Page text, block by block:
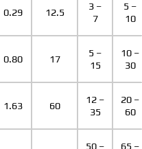
0.29 12.5
3 –
7
5 –
10
0.80 17
5 –
15
10 –
30
1.63 60
12 –
35
20 –
60
50 –
65 –